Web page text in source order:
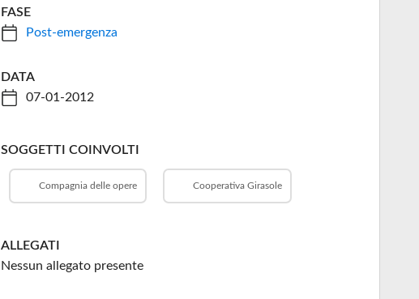
FASE
Post-emergenza
DATA
07-01-2012
SOGGETTI COINVOLTI
Compagnia delle opere Cooperativa Girasole
ALLEGATI
Nessun allegato presente